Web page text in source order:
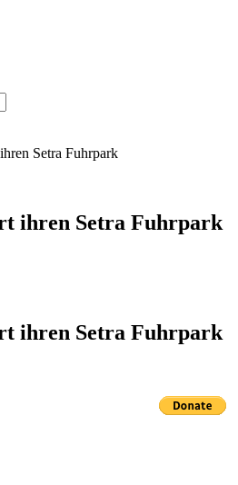
ihren Setra Fuhrpark
ihren Setra Fuhrpark